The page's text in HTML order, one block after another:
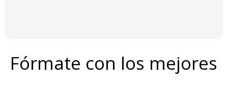
Fórmate con los mejores